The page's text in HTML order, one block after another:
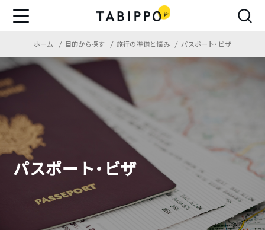
ホーム 目的から探す 旅行の準備と悩み パスポート・ビザ
パスポート・ビザ